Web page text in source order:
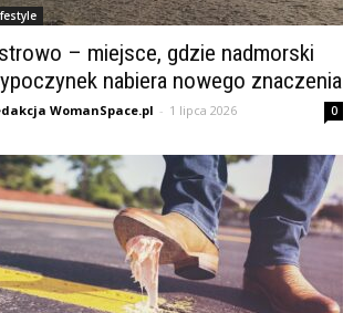
– miejsce, gdzie nadmorski
nabiera nowego znaczenia
WomanSpace.pl - 1 lipca 2026 0